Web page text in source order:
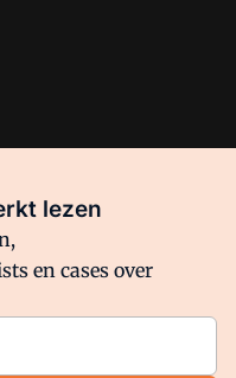
inons manifestwaar
deze site zijn de
lezen
en cases over